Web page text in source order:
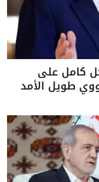
كامل على
طويل الأمد